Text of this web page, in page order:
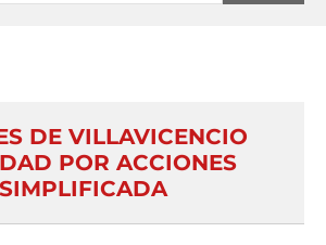
DE VILLAVICENCIO
POR ACCIONES
SIMPLIFICADA